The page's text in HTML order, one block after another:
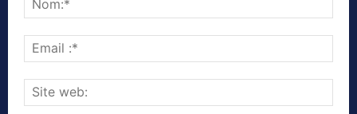
:*
web: